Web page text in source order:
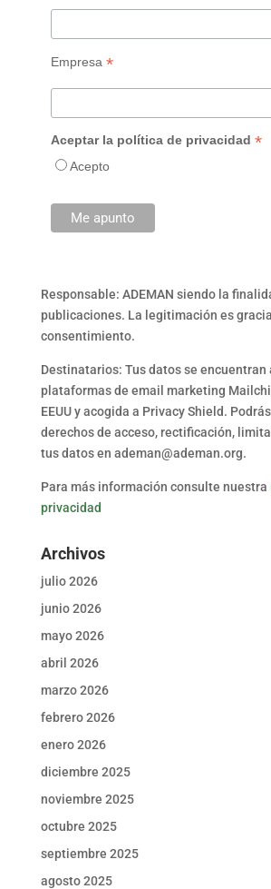
Empresa *
Aceptar la política de privacidad *
Acepto
Responsable: ADEMAN siendo la
publicaciones. La legitimación es
consentimiento.
Destinatarios: Tus datos se encuentran
plataformas de email marketing
EEUU y acogida a Privacy Shield.
derechos de acceso, rectificación,
tus datos en ademan@ademan.org.
Para más información consulte nuestra
privacidad
Archivos
julio 2026
junio 2026
mayo 2026
abril 2026
marzo 2026
febrero 2026
enero 2026
diciembre 2025
noviembre 2025
octubre 2025
septiembre 2025
agosto 2025